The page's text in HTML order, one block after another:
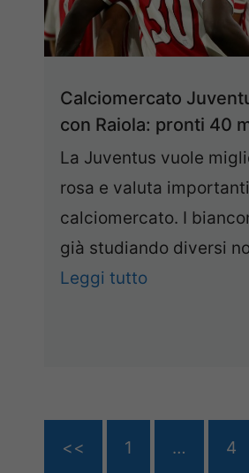
Calciomercato
con Raiola: pronti 40
La Juventus vuole
rosa e valuta
calciomercato. I
già studiando diversi
Leggi tutto
<< 1 … 4